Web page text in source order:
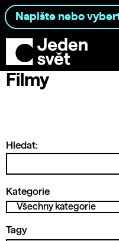
Filmy
Hledat:
Kategorie
Tagy